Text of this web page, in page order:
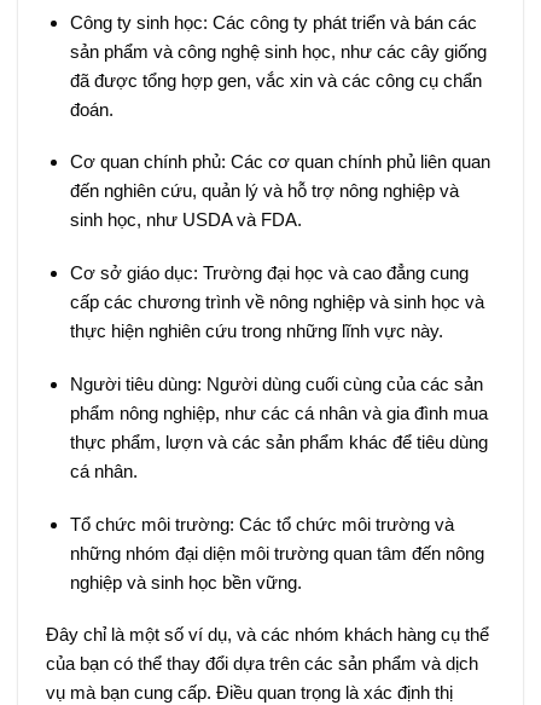
Công ty sinh học: Các công ty phát triển và bán các
sản phẩm và công nghệ sinh học, như các cây giống
đã được tổng hợp gen, vắc xin và các công cụ chẩn
đoán.
Cơ quan chính phủ: Các cơ quan chính phủ liên quan
đến nghiên cứu, quản lý và hỗ trợ nông nghiệp và
sinh học, như USDA và FDA.
Cơ sở giáo dục: Trường đại học và cao đẳng cung
cấp các chương trình về nông nghiệp và sinh học và
thực hiện nghiên cứu trong những lĩnh vực này.
Người tiêu dùng: Người dùng cuối cùng của các sản
phẩm nông nghiệp, như các cá nhân và gia đình mua
thực phẩm, lượn và các sản phẩm khác để tiêu dùng
cá nhân.
Tổ chức môi trường: Các tổ chức môi trường và
những nhóm đại diện môi trường quan tâm đến nông
nghiệp và sinh học bền vững.
Đây chỉ là một số ví dụ, và các nhóm khách hàng cụ thể
của bạn có thể thay đổi dựa trên các sản phẩm và dịch
vụ mà bạn cung cấp. Điều quan trọng là xác định thị